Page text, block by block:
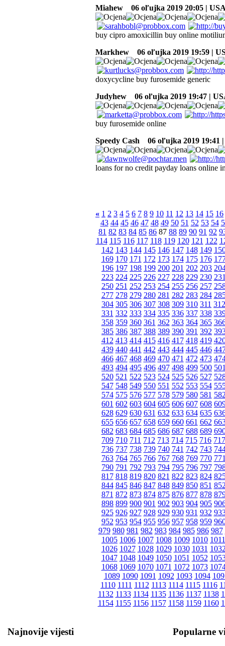
Miahew
06 oľujka 2019 20:05 |
buy cipro amoxicillin buy online
Markhew
06 oľujka 2019 19:59 |
doxycycline buy furosemide generic
Judyhew
06 oľujka 2019 19:47 |
buy furosemide online
Speedy Cash
06 oľujka 2019 19:41
loans for no credit payday loans online
« 1 2 3 4 5 6 7 8 9 10 11 12 13 14 15 16
43 44 45 46 47 48 49 50 51 52 53 54
81 82 83 84 85 86 87 88 89 90 91 92
114 115 116 117 118 119 120 121 122
142 143 144 145 146 147 148 149
169 170 171 172 173 174 175 176
196 197 198 199 200 201 202 203
223 224 225 226 227 228 229 230
250 251 252 253 254 255 256 257
277 278 279 280 281 282 283 284
304 305 306 307 308 309 310 311 312
331 332 333 334 335 336 337 338
358 359 360 361 362 363 364 365
385 386 387 388 389 390 391 392
412 413 414 415 416 417 418 419
439 440 441 442 443 444 445 446
466 467 468 469 470 471 472 473
493 494 495 496 497 498 499 500
520 521 522 523 524 525 526 527
547 548 549 550 551 552 553 554
574 575 576 577 578 579 580 581
601 602 603 604 605 606 607 608
628 629 630 631 632 633 634 635
655 656 657 658 659 660 661 662
682 683 684 685 686 687 688 689
709 710 711 712 713 714 715 716 717
736 737 738 739 740 741 742 743
763 764 765 766 767 768 769 770
790 791 792 793 794 795 796 797
817 818 819 820 821 822 823 824
844 845 846 847 848 849 850 851
871 872 873 874 875 876 877 878
898 899 900 901 902 903 904 905
925 926 927 928 929 930 931 932
952 953 954 955 956 957 958 959
979 980 981 982 983 984 985 986 987
1005 1006 1007 1008 1009 1010 1011
1026 1027 1028 1029 1030 1031
1047 1048 1049 1050 1051 1052
1068 1069 1070 1071 1072 1073
1089 1090 1091 1092 1093 1094
1110 1111 1112 1113 1114 1115 1116
1132 1133 1134 1135 1136 1137 1138
1154 1155 1156 1157 1158 1159 1160
Najnovije vijesti Popularne